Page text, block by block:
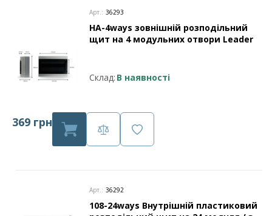
Арт.: 36293
HA-4ways зовнішній розподільний
щит на 4 модульних отвори Leader
Склад: В наявності
369 грн
Арт.: 36292
108-24ways Внутрішній пластиковий